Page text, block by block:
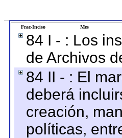
Frac-Inciso Mes
84 I - : Los
de Archivos
84 II - : El
deberá
creación,
políticas,